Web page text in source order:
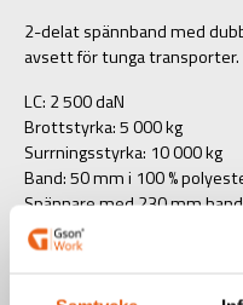
2-delat spännband med
avsett för tunga transporter.
LC: 2 500 daN
Brottstyrka: 5 000 kg
Surrningsstyrka: 10 000 kg
Band: 50 mm i 100 %
Spännare med 230 mm
Uppfyller EN 12195-2
Levereras i krympplast.